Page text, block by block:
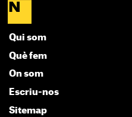
Qui som
Què fem
On som
Escriu-nos
Sitemap